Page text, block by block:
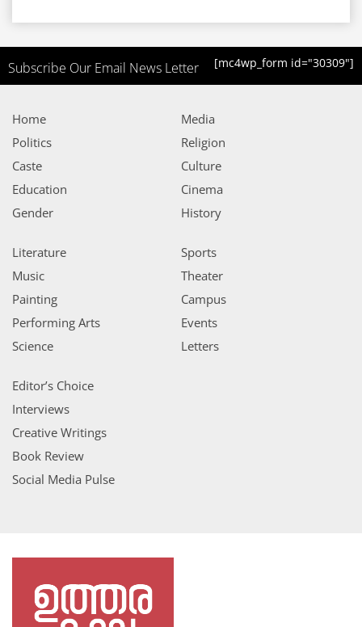
Subscribe Our Email News Letter [mc4wp_form id="30309"]
Home
Politics
Caste
Education
Gender
Media
Religion
Culture
Cinema
History
Literature
Music
Painting
Performing Arts
Science
Sports
Theater
Campus
Events
Letters
Editor’s Choice
Interviews
Creative Writings
Book Review
Social Media Pulse